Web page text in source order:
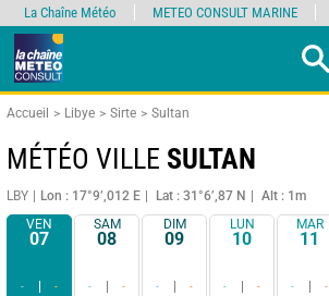
Accueil Libye Sirte Sultan
MÉTÉO VILLE SULTAN
LBY Lon : 17°9’,012 E Lat : 31°6’,87 N
Alt : 1m
VEN
07
- -
SAM
08
- -
DIM
09
- -
LUN
10
- -
MAR
11
- -
La Chaîne Météo METEO CONSULT MARINE